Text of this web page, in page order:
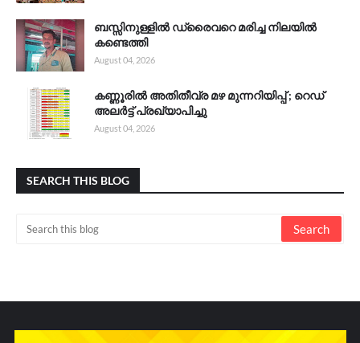
ബസ്സിനുള്ളിൽ ഡ്രൈവറെ മരിച്ച നിലയിൽ
കണ്ടെത്തി
August 04, 2026
കണ്ണൂരിൽ അതിതീവ്ര മഴ മുന്നറിയിപ്പ് ; റെഡ്
അലർട്ട് പ്രഖ്യാപിച്ചു
August 04, 2026
SEARCH THIS BLOG